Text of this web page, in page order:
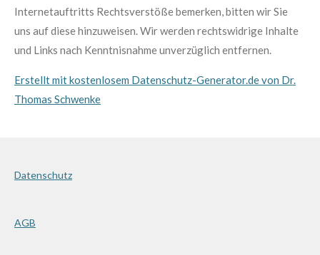
Internetauftritts Rechtsverstöße bemerken, bitten wir Sie
uns auf diese hinzuweisen. Wir werden rechtswidrige Inhalte
und Links nach Kenntnisnahme unverzüglich entfernen.
Erstellt mit kostenlosem Datenschutz-Generator.de von Dr.
Thomas Schwenke
Datenschutz
AGB